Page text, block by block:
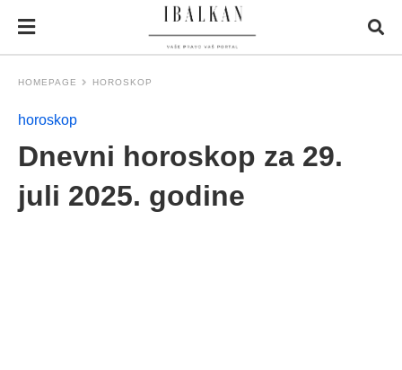
HOMEPAGE HOROSKOP
horoskop
Dnevni horoskop za 29.
juli 2025. godine